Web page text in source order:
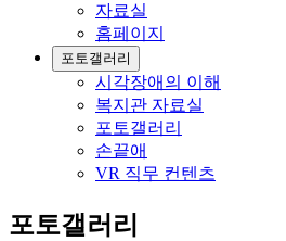
자료실
홈페이지
포토갤러리
시각장애의 이해
복지관 자료실
포토갤러리
손끝애
VR 직무 컨텐츠
포토갤러리